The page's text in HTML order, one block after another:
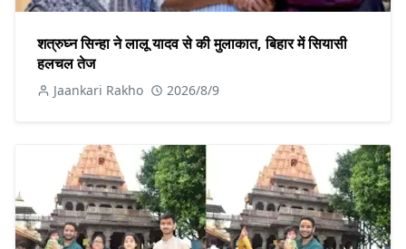
शत्रुघ्न सिन्हा ने लालू यादव से की मुलाकात, बिहार में सियासी
हलचल तेज
Jaankari Rakho 2026/8/9